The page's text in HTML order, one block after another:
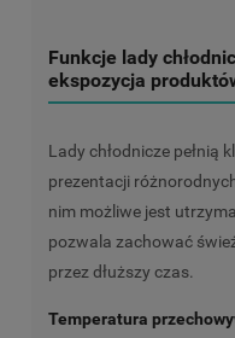
Funkcje lady
ekspozycja
Lady chłodnicze pełnią
prezentacji
nim możliwe jest
pozwala zachować
przez dłuższy czas.
Temperatura